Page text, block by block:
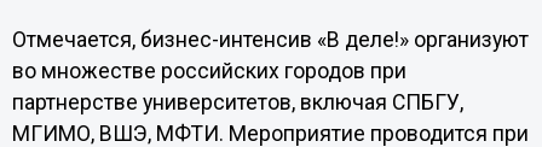
Отмечается, бизнес-интенсив «В деле!» организуют
во множестве российских городов при
партнерстве университетов, включая СПБГУ,
МГИМО, ВШЭ, МФТИ. Мероприятие проводится при